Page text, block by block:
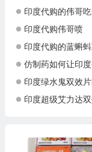
印度代购的伟哥
印度代购伟哥喷
印度代购的蓝蝌
仿制药如何让印度
印度绿水鬼双效
印度超级艾力达